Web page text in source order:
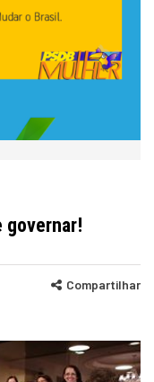
governar!
Compartilhar